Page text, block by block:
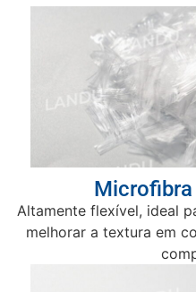
Altamente flexível, ideal
melhorar a textura em